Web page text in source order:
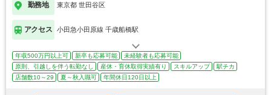
勤務地 東京都 世田谷区
アクセス 小田急小田原線 千歳船橋駅
年収500万円以上可 新卒も応募可能
未経験者も応募可能
原則、引越しを伴う転勤なし
産休・育休取得実績有り スキルアップ
駅チカ
店舗数10～29
夏～秋入職可 年間休日120日以上